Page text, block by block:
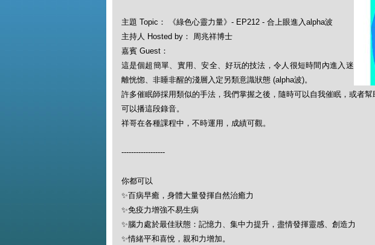
主題 Topic： 《綠色心靈力量》- EP212 - 合上眼進入alpha波
主持人 Hosted by： 周兆祥博士
嘉賓 Guest：
這是個超簡單、實用、安全、好玩的技法，令人很短時間內進入迷
離恍惚、非睡非醒的淺層入定另類意識狀態 (alpha波)。
許多催眠師採用類似的手法，我們掌握之後，隨時可以自我催眠，或者幫
可以播這段錄音。
祥哥在各種課程中，不時運用，成績可觀。
------------------
你都可以
✨百病早癒，身體大量發揮自然治癒力
✨免疫力增強不易生病
✨腦力處於最佳狀態：記憶力、集中力提升，盡情發揮靈感、創造力
✨情緒平和喜悅，親和力增加。